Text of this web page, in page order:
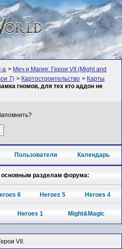
а > Меч и Магия: Герои VII (Might and
7) > Картостроительство > Карты
гномов, для тех кто аддон не
Пользователи Календарь
основным разделам форума:
6 Heroes 5 Heroes 4
Heroes 1 Might&Magic
VII.